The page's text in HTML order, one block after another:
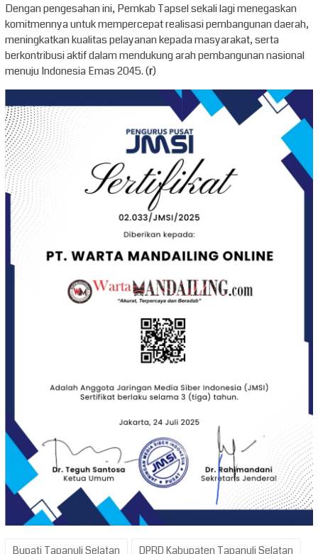
Dengan pengesahan ini, Pemkab Tapsel sekali lagi menegaskan
komitmennya untuk mempercepat realisasi pembangunan daerah,
meningkatkan kualitas pelayanan kepada masyarakat, serta
berkontribusi aktif dalam mendukung arah pembangunan nasional
menuju Indonesia Emas 2045. (r)
Bupati Tapanuli Selatan
DPRD Kabupaten Tapanuli Selatan